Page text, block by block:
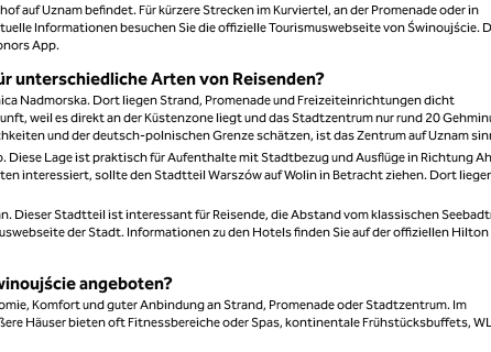
auf Uznam befindet. Für kürzere Strecken im Kurviertel, an der Promenade oder in
Informationen besuchen Sie die offizielle Tourismuswebseite von Świnoujście.
App.
unterschiedliche Arten von Reisenden?
Nadmorska. Dort liegen Strand, Promenade und Freizeiteinrichtungen dicht
weil es direkt an der Küstenzone liegt und das Stadtzentrum nur rund 20
und der deutsch-polnischen Grenze schätzen, ist das Zentrum auf Uznam
Lage ist praktisch für Aufenthalte mit Stadtbezug und Ausflüge in Richtung
interessiert, sollte den Stadtteil Warszów auf Wolin in Betracht ziehen. Dort
Dieser Stadtteil ist interessant für Reisende, die Abstand vom klassischen
der Stadt. Informationen zu den Hotels finden Sie auf der offiziellen Hilton
angeboten?
Komfort und guter Anbindung an Strand, Promenade oder Stadtzentrum. Im
Häuser bieten oft Fitnessbereiche oder Spas, kontinentale Frühstücksbuffets,